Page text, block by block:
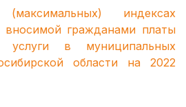
индексах
вносимой гражданами платы
услуги в муниципальных
области на 2022